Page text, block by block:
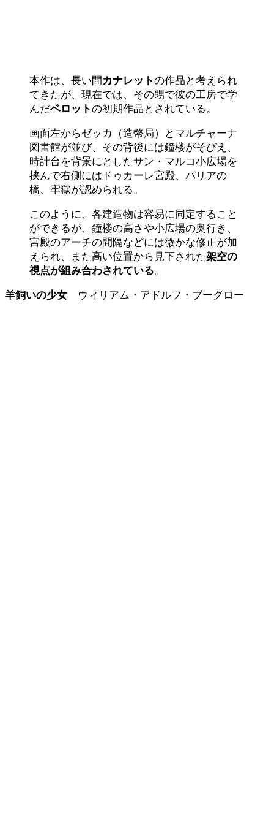
本作は、長い間カナレットの作品と考えられ
てきたが、現在では、その甥で彼の工房で学
んだベロットの初期作品とされている。
画面左からゼッカ（造幣局）とマルチャーナ
図書館が並び、その背後には鐘楼がそびえ、
時計台を背景にとしたサン・マルコ小広場を
挟んで右側にはドゥカーレ宮殿、パリアの
橋、牢獄が認められる。
このように、各建造物は容易に同定すること
ができるが、鐘楼の高さや小広場の奥行き、
宮殿のアーチの間隔などには微かな修正が加
えられ、また高い位置から見下された架空の
視点が組み合わされている。
羊飼いの少女 ウィリアム・アドルフ・ブーグロー